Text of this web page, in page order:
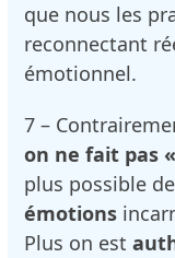
que nous les
reconnectant
émotionnel.
7 –
on ne fait pas
plus possible
émotions
Plus on est